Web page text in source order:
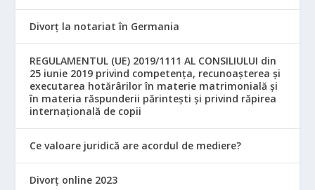
Divorț la notariat în Germania
REGULAMENTUL (UE) 2019/1111 AL CONSILIULUI din
25 iunie 2019 privind competența, recunoașterea și
executarea hotărârilor în materie matrimonială și
în materia răspunderii părintești și privind răpirea
internațională de copii
Ce valoare juridică are acordul de mediere?
Divorț online 2023